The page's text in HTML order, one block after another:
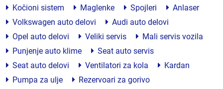
Kočioni sistem
Maglenke Spojleri
Anlaser
Volkswagen auto delovi
Audi auto delovi
Opel auto delovi
Veliki servis
Mali servis vozila
Punjenje auto klime
Seat auto servis
Seat auto delovi
Ventilatori za kola
Kardan
Pumpa za ulje
Rezervoari za gorivo